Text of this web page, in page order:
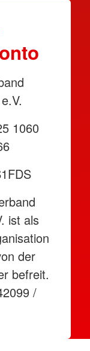
1060
ist als
der
befreit.
/